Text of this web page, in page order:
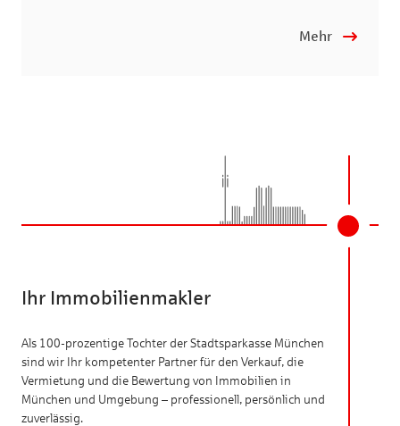
Mehr
Ihr Immobilienmakler
Als 100-prozentige Tochter der Stadtsparkasse München
sind wir Ihr kompetenter Partner für den Verkauf, die
Vermietung und die Bewertung von Immobilien in
München und Umgebung – professionell, persönlich und
zuverlässig.